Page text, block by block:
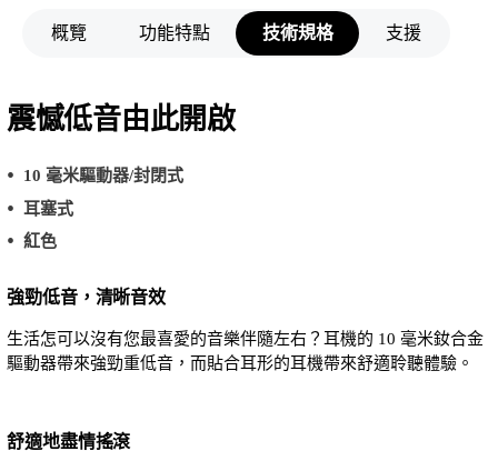
概覽 功能特點 技術規格 支援
震憾低音由此開啟
10 毫米驅動器/封閉式
耳塞式
紅色
強勁低音，清晰音效
生活怎可以沒有您最喜愛的音樂伴隨左右？耳機的 10 毫米釹合金
驅動器帶來強勁重低音，而貼合耳形的耳機帶來舒適聆聽體驗。
舒適地盡情搖滾